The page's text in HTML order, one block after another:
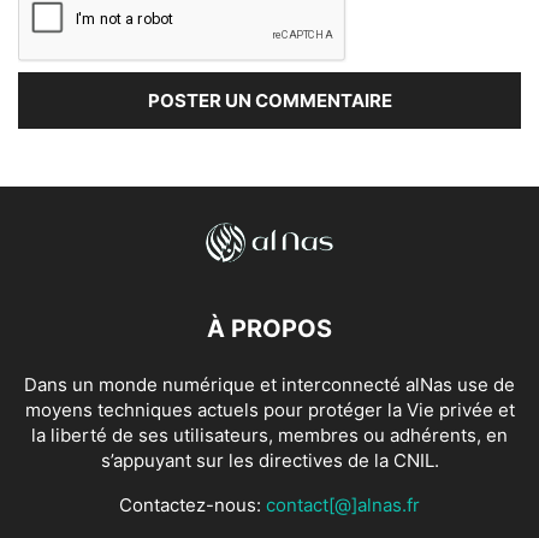
À PROPOS
Dans un monde numérique et interconnecté alNas use de
moyens techniques actuels pour protéger la Vie privée et
la liberté de ses utilisateurs, membres ou adhérents, en
s’appuyant sur les directives de la CNIL.
Contactez-nous: contact[@]alnas.fr